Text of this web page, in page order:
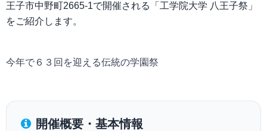
王子市中野町2665-1で開催される「工学院大学 八王子祭」
をご紹介します。
今年で６３回を迎える伝統の学園祭
開催概要・基本情報